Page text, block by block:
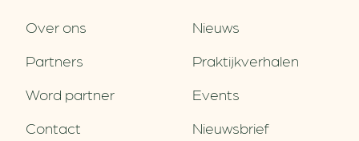
Over ons
Partners
Word partner
Contact
Nieuws
Praktijkverhalen
Events
Nieuwsbrief